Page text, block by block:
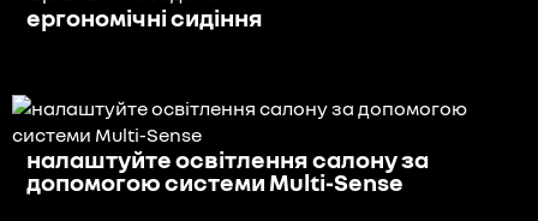
ергономічні сидіння
налаштуйте освітлення салону за
допомогою системи Multi-Sense